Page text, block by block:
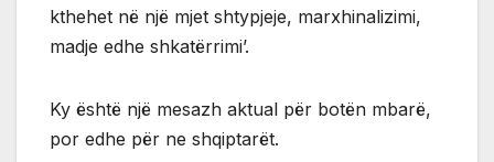
kthehet në një mjet shtypjeje, marxhinalizimi,
madje edhe shkatërrimi’.
Ky është një mesazh aktual për botën mbarë,
por edhe për ne shqiptarët.